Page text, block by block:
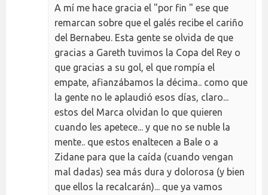
A mí me hace gracia el "por fin " ese que
remarcan sobre que el galés recibe el cariño
del Bernabeu. Esta gente se olvida de que
gracias a Gareth tuvimos la Copa del Rey o
que gracias a su gol, el que rompía el
empate, afianzábamos la décima.. como que
la gente no le aplaudió esos días, claro...
estos del Marca olvidan lo que quieren
cuando les apetece... y que no se nuble la
mente.. que estos enaltecen a Bale o a
Zidane para que la caída (cuando vengan
mal dadas) sea más dura y dolorosa (y bien
que ellos la recalcarán)... que ya vamos